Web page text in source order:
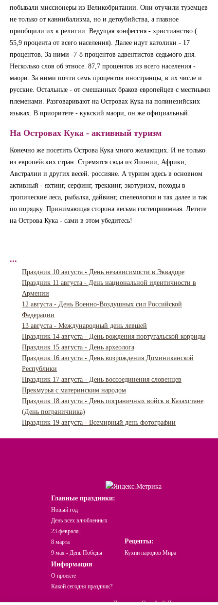
побывали миссионеры из Великобритании. Они отучили туземцев
не только от каннибализма, но и детоубийства, а главное
приобщили их к религии. Ведущая конфессия - христианство (
55,9 процента от всего населения). Далее идут католики - 17
процентов. За ними -7-8 процентов адвентистов седьмого дня.
Несколько слов об этносе. 87,7 процентов из всего населения -
маори. За ними почти семь процентов иностранцы, в их числе и
русские. Остальные - от смешанных браков европейцев с местными
племенами. Разговаривают на Островах Кука на полинезийских
языках. В приоритете - кукский маори, он же официальный.
На Островах Кука - активный туризм
Конечно же посетить Острова Кука много желающих. И не только
из европейских стран. Стремятся сюда из Японии, Африки,
Австралии и других весей. россияне. А туризм здесь в основном
активный - яхтинг, серфинг, треккинг, экотуризм, походы в
тропические леса, рыбалка, дайвинг, спелеология и так далее и так
по порядку. Принимающая сторона весьма гостеприимная. Летите
на Острова Кука - сами в этом убедитесь!
...
Праздник 10 августа - День независимости в Эквадоре
Праздник 11 августа - День национальной идентичности в
Армении
12 августа - День Военно-Воздушных сил Российской
Федерации
13 августа - Международный день левшей
Праздник 14 августа - День рождения португальской корриды
Праздник 15 августа - День археолога
Праздник 16 августа - День возрождения Доминиканской
Республики
Праздник 17 августа - День воссоединения словенцев
Прекмурья с материнским народом
Праздник 18 августа - День пограничных войск в Казахстане
(День пограничника)
Праздник 19 августа - Всемирный день фотографии
Главные праздники:
Новый год
День всех влюбленных
23 февраля
8 марта
9 мая - День Победы
Рецепты:
Кухни народов Мира
Информация
О проекте
Какой сегодня праздник?
Праздники Онлайн © При использовании